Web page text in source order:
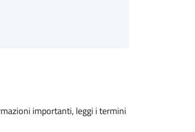
importanti, leggi i termini